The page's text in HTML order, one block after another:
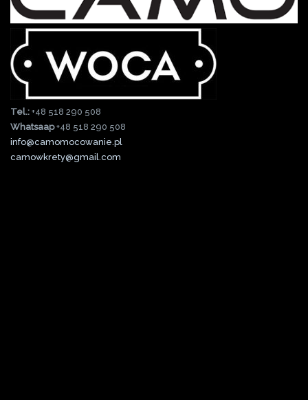
Tel.: +48 518 290 508
Whatsaap+48 518 290 508
info@camomocowanie.pl
camowkrety@gmail.com